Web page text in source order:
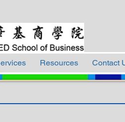
Resources Contact